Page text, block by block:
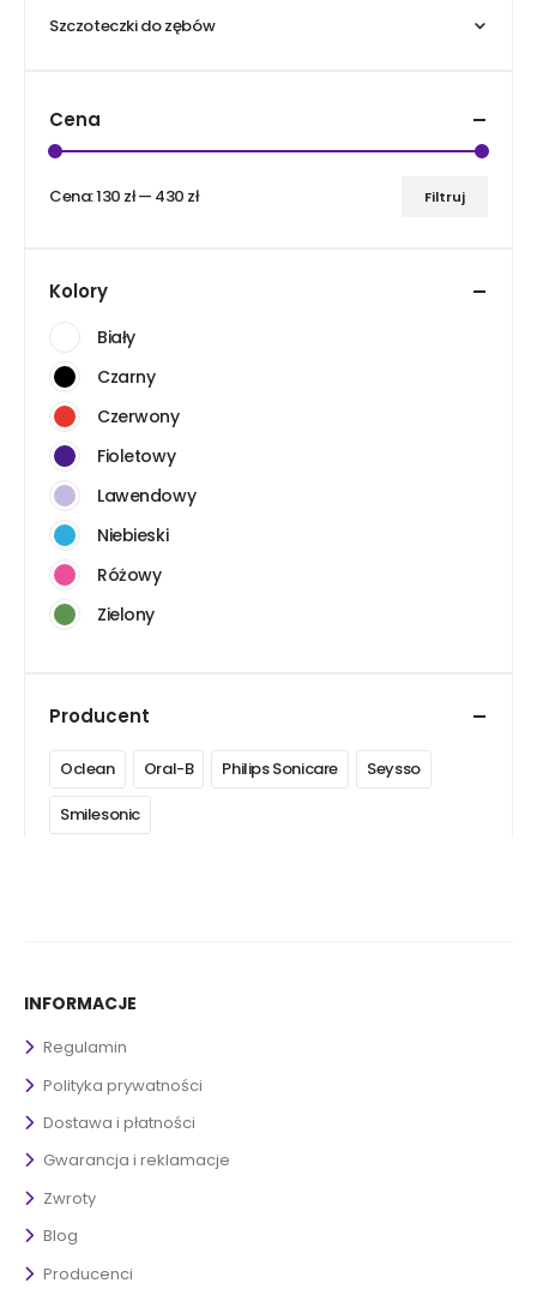
Szczoteczki do zębów
Cena
Filtruj
Cena:130 zł— 430 zł
Kolory
Biały
Czarny
Czerwony
Fioletowy
Lawendowy
Niebieski
Różowy
Zielony
Producent
Oclean Oral-B Philips Sonicare
Seysso
Smilesonic
INFORMACJE
Regulamin
Polityka prywatności
Dostawa i płatności
Gwarancja i reklamacje
Zwroty
Blog
Producenci